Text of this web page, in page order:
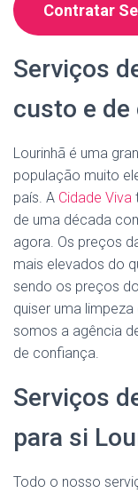
Contratar
Serviços
custo e
Lourinhã é uma
população muito
país. A Cidade Viva
de uma década
agora. Os preços
mais elevados do
sendo os preços
quiser uma
somos a agência
de confiança.
Serviços
para si
Todo o nosso